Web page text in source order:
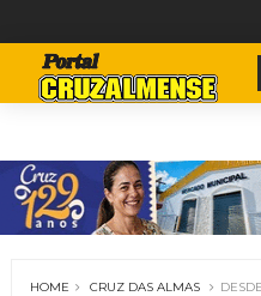
HOME CRUZ DAS ALMAS